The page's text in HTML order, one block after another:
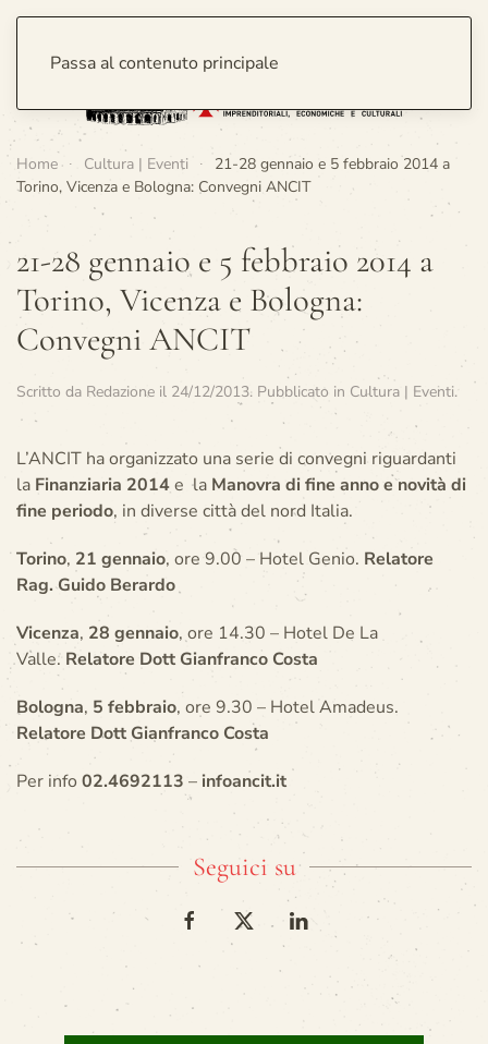
Passa al contenuto principale
Home Cultura | Eventi
21-28 gennaio e 5 febbraio 2014 a
Torino, Vicenza e Bologna: Convegni ANCIT
21-28 gennaio e 5 febbraio 2014 a
Torino, Vicenza e Bologna:
Convegni ANCIT
Scritto da Redazione il 24/12/2013. Pubblicato in Cultura | Eventi.
L’ANCIT ha organizzato una serie di convegni riguardanti
la Finanziaria 2014e la Manovra di fine anno e novità di
fine periodo, in diverse città del nord Italia.
Torino, 21 gennaio, ore 9.00 – Hotel Genio. Relatore
Rag. Guido Berardo
Vicenza, 28 gennaio, ore 14.30 – Hotel De La
Valle. Relatore Dott Gianfranco Costa
Bologna, 5 febbraio, ore 9.30 – Hotel Amadeus.
Relatore Dott Gianfranco Costa
Per info 02.4692113 – infoancit.it
Seguici su